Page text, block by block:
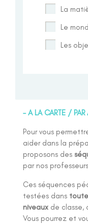
– A LA CARTE /
Pour vous
aider dans la
proposons des
par nos
Ces séquences
testées dans
niveaux de classe,
Vous pourrez et
La
Le
Les